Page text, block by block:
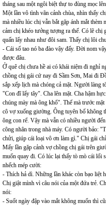
tháng sau một ngôi biệt thự to đùng mọc
Một lần vô tình vãn cảnh chùa, nhìn thấy
mà nhiều lúc chị vẫn bắt gặp ánh mắt
cảm chị khéo tưởng tượng ra thế. Có lẽ
quấn lấy nhau như đôi sam. Thấy chị lôi
- Cái số tao nó ba đào vậy đấy. Đời nom
được đâu.
Ở quê chị chưa hề ai có khái niệm đi nghỉ
chồng chị gái cứ nay đi Sầm Sơn, Mai đi
sắp xếp lịch mà chóng cả mặt. Người
"Con đĩ lấy tây". Cha lên mặt. Cha hậm
chúng mày mà ông khổ". Thế mà trước
cô vợ xuống giường. Ông tuyên bố không
ông con rể. Vậy mà vẫn có nhiều người
công nhân trong nhà máy. Có người bảo:
chửi, giúp cái loại vô ơn làm gì." Chị gái
Mấy lần gặp cảnh vợ chồng chị gái trên
muốn quay đi. Có lúc lại thấy tò mò cái lối
nhếch mép cười:
- Thích hả dì. Những lần khác còn bạo liệt
Chị giật mình vì câu nói của một đứa trẻ.
nói:
- Suốt ngày đập vào mắt không muốn thì